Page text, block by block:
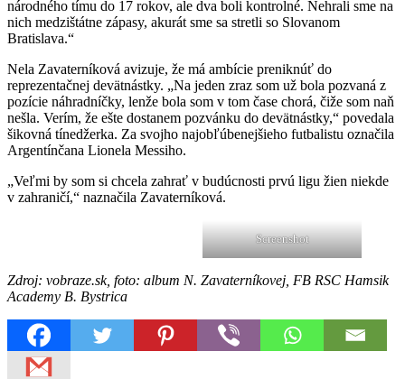
národného tímu do 17 rokov, ale dva boli kontrolné. Nehrali sme na
nich medzištátne zápasy, akurát sme sa stretli so Slovanom
Bratislava.“
Nela Zavaterníková avizuje, že má ambície preniknúť do
reprezentačnej devätnástky. „Na jeden zraz som už bola pozvaná z
pozície náhradníčky, lenže bola som v tom čase chorá, čiže som naň
nešla. Verím, že ešte dostanem pozvánku do devätnástky,“ povedala
šikovná tínedžerka. Za svojho najobľúbenejšieho futbalistu označila
Argentínčana Lionela Messiho.
„Veľmi by som si chcela zahrať v budúcnosti prvú ligu žien niekde
v zahraničí,“ naznačila Zavaterníková.
Screenshot
Zdroj: vobraze.sk, foto: album N. Zavaterníkovej, FB RSC Hamsik
Academy B. Bystrica